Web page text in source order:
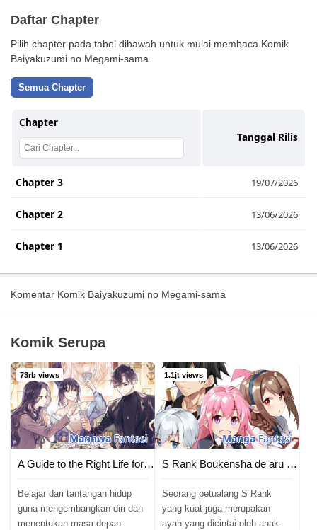
Daftar Chapter
Pilih chapter pada tabel dibawah untuk mulai membaca Komik
Baiyakuzumi no Megami-sama.
Semua Chapter
Chapter
Tanggal Rilis
Chapter 3 19/07/2026
Chapter 2 13/06/2026
Chapter 1 13/06/2026
Komentar Komik Baiyakuzumi no Megami-sama
Komik Serupa
73rb views
ManhwaFantasi
A Guide to the Right Life for Rankers
Belajar dari tantangan hidup
guna mengembangkan diri dan
menentukan masa depan.
1.1jt views
MangaFantasi
S Rank Boukensha de aru Ore no Musume-tachi wa Juudo no Father Con deshita
Seorang petualang S Rank
yang kuat juga merupakan
ayah yang dicintai oleh anak-